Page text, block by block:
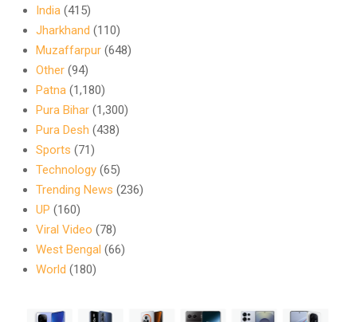
India (415)
Jharkhand (110)
Muzaffarpur (648)
Other (94)
Patna (1,180)
Pura Bihar (1,300)
Pura Desh (438)
Sports (71)
Technology (65)
Trending News (236)
UP (160)
Viral Video (78)
West Bengal (66)
World (180)